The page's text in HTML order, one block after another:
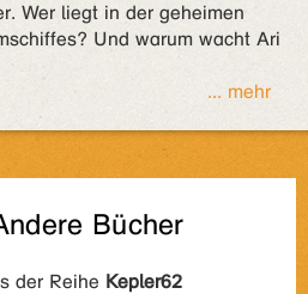
Wer liegt in der geheimen
Und warum wacht Ari
... mehr
Bücher
der Reihe Kepler62